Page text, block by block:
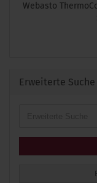
Webasto
Erweiterte Suche